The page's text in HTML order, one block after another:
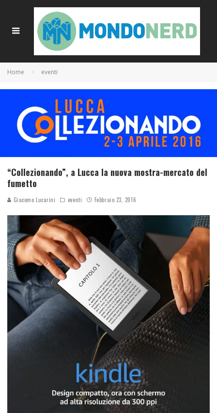
Home eventi
“Collezionando”, a Lucca la nuova mostra-mercato del
fumetto
Giacomo Lucarini eventi Febbraio 23, 2016